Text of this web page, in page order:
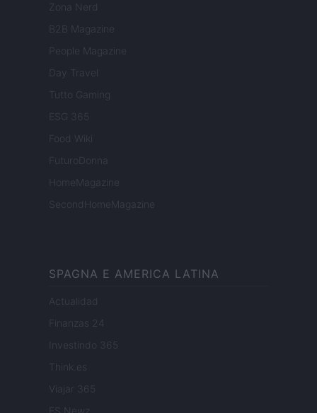
Zona Nerd
B2B Magazine
People Magazine
Day Travel
Tutto Gaming
ESG 365
Food Wiki
FuturoDonna
HomeMagazine
SecondHomeMagazine
SPAGNA E AMERICA LATINA
Actualidad
Finanzas 24
Investindo 365
Think.es
Viajar 365